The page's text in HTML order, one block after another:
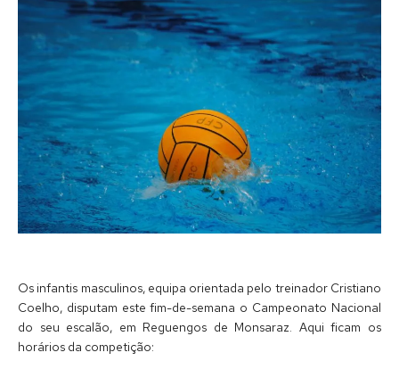
Os infantis masculinos, equipa orientada pelo treinador Cristiano
Coelho, disputam este fim-de-semana o Campeonato Nacional
do seu escalão, em Reguengos de Monsaraz. Aqui ficam os
horários da competição: